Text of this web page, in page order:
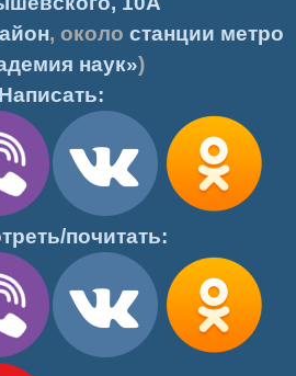
, около станции метро
наук»)
Написать:
почитать: